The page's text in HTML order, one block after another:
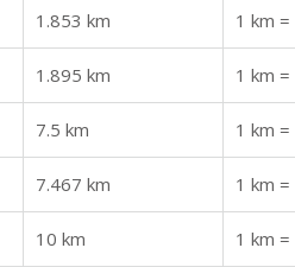
1.853 km 1 km =
1.895 km 1 km =
7.5 km 1 km =
7.467 km 1 km =
10 km 1 km =